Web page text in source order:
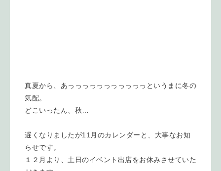
真夏から、あっっっっっっっっっっっというまに冬の
気配。
どこいったん、秋…
遅くなりましたが11月のカレンダーと、大事なお知
らせです。
１２月より、土日のイベント出店をお休みさせていた